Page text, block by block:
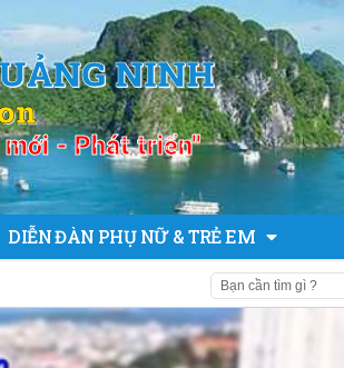
NINH
mới - Phát triển"
DIỄN ĐÀN PHỤ NỮ & TRẺ EM